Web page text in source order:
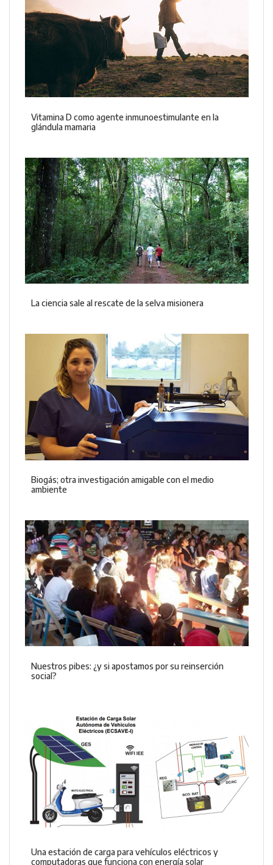
Vitamina D como agente inmunoestimulante en la
glándula mamaria
La ciencia sale al rescate de la selva misionera
Biogás; otra investigación amigable con el medio
ambiente
Nuestros pibes: ¿y si apostamos por su reinserción
social?
Una estación de carga para vehículos eléctricos y
computadoras que funciona con energía solar